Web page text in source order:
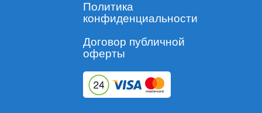
Политика
конфиденциальности
Договор публичной
оферты